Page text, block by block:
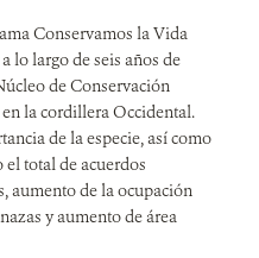
Conservamos la Vida
lo largo de seis años de
de Conservación
la cordillera Occidental.
de la especie, así como
total de acuerdos
aumento de la ocupación
y aumento de área